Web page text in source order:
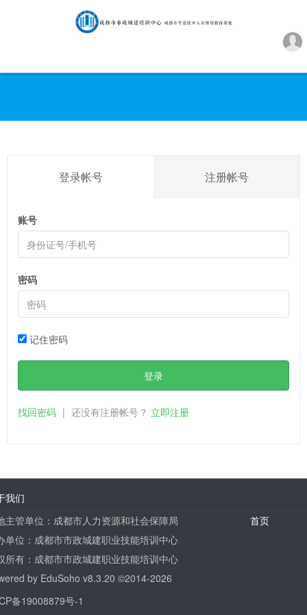
登录帐号 注册帐号
账号
密码
记住密码
登录
找回密码 | 还没有注册帐号？ 立即注册
我们
主管单位：成都市人力资源和社会保障局
单位：成都市市政城建职业技能培训中心
所有：成都市市政城建职业技能培训中心
by EduSoho v8.3.20 ©2014-2026
备19008879号-1
首页